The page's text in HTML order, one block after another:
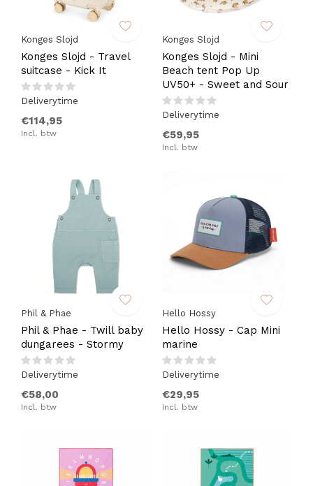
Konges Slojd
Konges Slojd - Travel
suitcase - Kick It
Deliverytime
€114,95
Incl. btw
Konges Slojd
Konges Slojd - Mini
Beach tent Pop Up
UV50+ - Sweet and Sour
Deliverytime
€59,95
Incl. btw
Phil & Phae
Phil & Phae - Twill baby
dungarees - Stormy
Deliverytime
€58,00
Incl. btw
Hello Hossy
Hello Hossy - Cap Mini
marine
Deliverytime
€29,95
Incl. btw